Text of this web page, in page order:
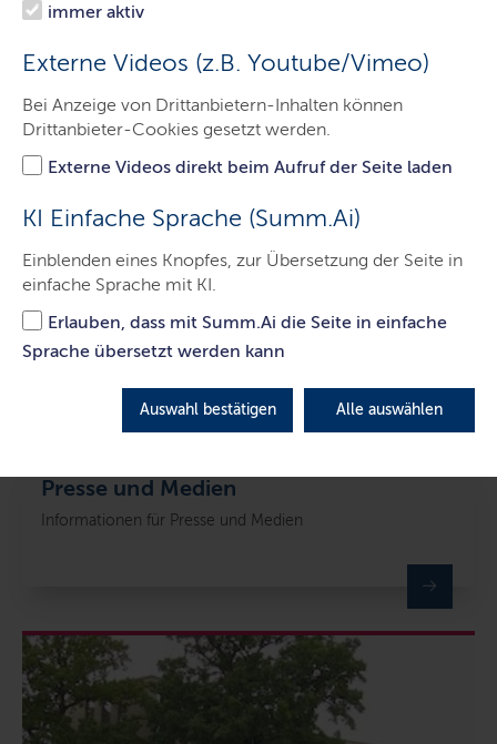
immer aktiv
Externe Videos (z.B. Youtube/Vimeo)
Bei Anzeige von Drittanbietern-Inhalten können
Drittanbieter-Cookies gesetzt werden.
Externe Videos direkt beim Aufruf der Seite laden
KI Einfache Sprache (Summ.Ai)
Einblenden eines Knopfes, zur Übersetzung der Seite in
einfache Sprache mit KI.
Erlauben, dass mit Summ.Ai die Seite in einfache
Sprache übersetzt werden kann
Auswahl bestätigen Alle auswählen
Ausbildung
Kontakt
Behörden und zugeordnete
Institutionen
Presse und Medien
Informationen für Presse und Medien